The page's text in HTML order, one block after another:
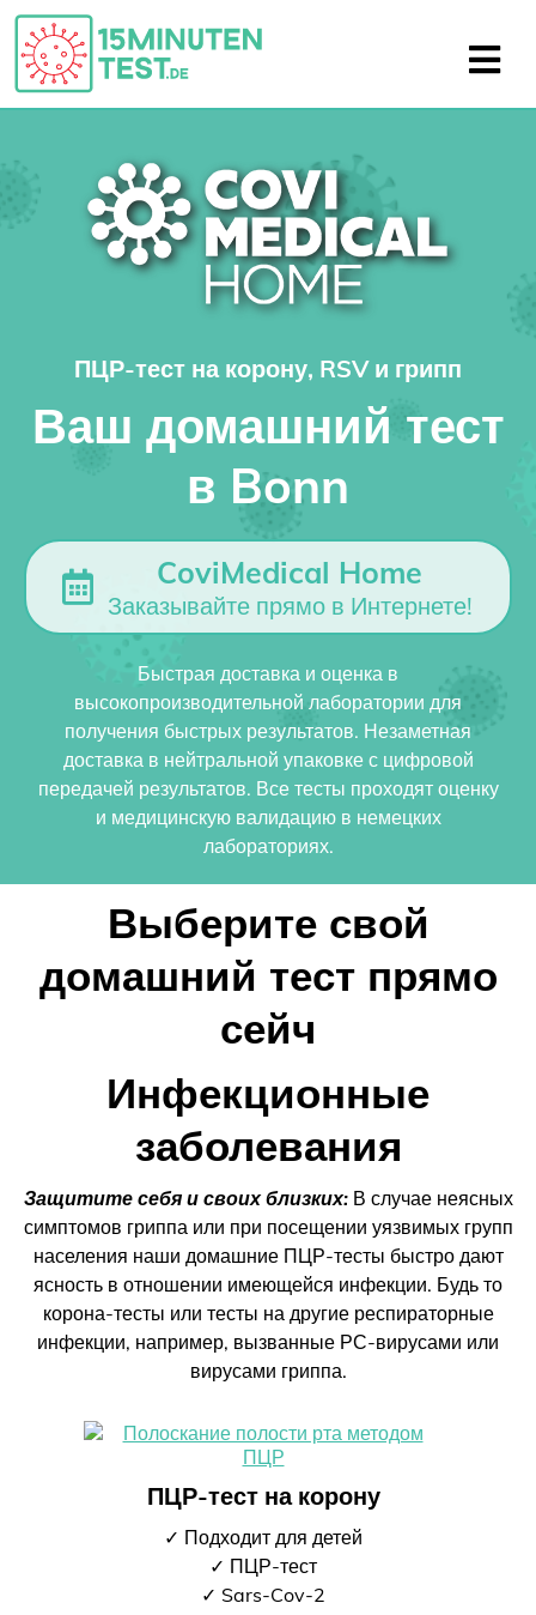
ПЦР-тест на корону, RSV и грипп
Ваш домашний тест
в Bonn
CoviMedical Home
Заказывайте прямо в Интернете!
Быстрая доставка и оценка в
высокопроизводительной лаборатории для
получения быстрых результатов. Незаметная
доставка в нейтральной упаковке с цифровой
передачей результатов. Все тесты проходят оценку
и медицинскую валидацию в немецких
лабораториях.
Выберите свой
домашний тест прямо
сейч
Инфекционные
заболевания
Защитите себя и своих близких:В случае неясных
симптомов гриппа или при посещении уязвимых групп
населения наши домашние ПЦР-тесты быстро дают
ясность в отношении имеющейся инфекции. Будь то
корона-тесты или тесты на другие респираторные
инфекции, например, вызванные РС-вирусами или
вирусами гриппа.
ПЦР-тест на корону
✓ Подходит для детей
✓ ПЦР-тест
✓ Sars-Cov-2